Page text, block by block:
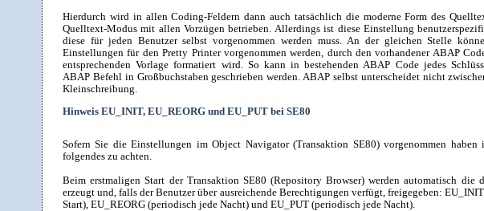
Hierdurch wird in allen Coding-Feldern dann auch tatsächlich die moderne Form des
Quelltext-Modus mit allen Vorzügen betrieben. Allerdings ist diese Einstellung
diese für jeden Benutzer selbst vorgenommen werden muss. An der gleichen Stelle
Einstellungen für den Pretty Printer vorgenommen werden, durch den vorhandener ABAP
entsprechenden Vorlage formatiert wird. So kann in bestehenden ABAP Code jedes
ABAP Befehl in Großbuchstaben geschrieben werden. ABAP selbst unterscheidet nicht
Kleinschreibung.
Hinweis EU_INIT, EU_REORG und EU_PUT bei SE80
Sofern Sie die Einstellungen im Object Navigator (Transaktion SE80) vorgenommen haben
folgendes zu achten.
Beim erstmaligen Start der Transaktion SE80 (Repository Browser) werden automatisch die
erzeugt und, falls der Benutzer über ausreichende Berechtigungen verfügt, freigegeben:
Start), EU_REORG (periodisch jede Nacht) und EU_PUT (periodisch jede Nacht).